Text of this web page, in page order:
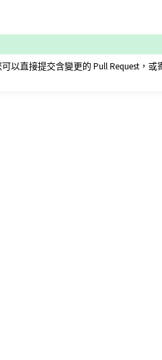
以直接提交含變更的 Pull Request，或